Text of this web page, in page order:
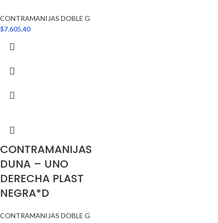
CONTRAMANIJAS DOBLE G
$7.605,40
CONTRAMANIJAS
DUNA – UNO
DERECHA PLAST
NEGRA*D
CONTRAMANIJAS DOBLE G